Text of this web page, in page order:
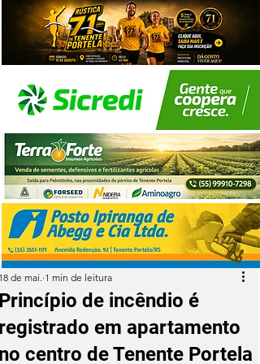
de incêndio é
em apartamento
centro de Tenente Portela
de mai. 1 min de leitura